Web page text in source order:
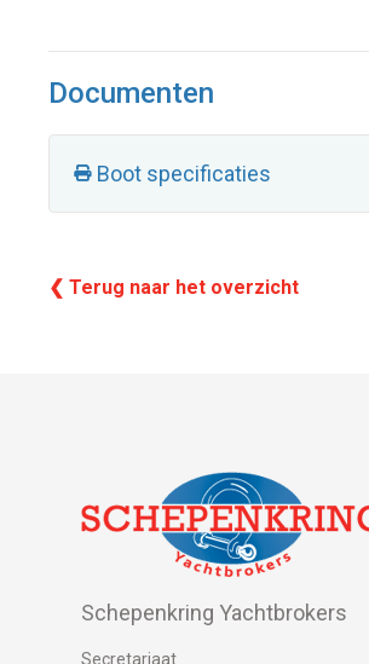
Documenten
Boot specificaties
❮ Terug naar het overzicht
Schepenkring Yachtbrokers
Secretariaat